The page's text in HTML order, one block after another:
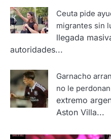
Ceuta pide
migrantes sin
llegada
autoridades...
Garnacho
no le
extremo
Aston Villa...